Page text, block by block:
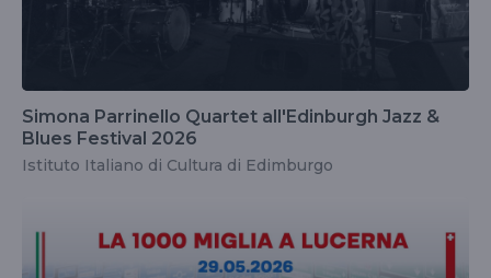
Simona Parrinello Quartet all'Edinburgh Jazz &
Blues Festival 2026
Istituto Italiano di Cultura di Edimburgo